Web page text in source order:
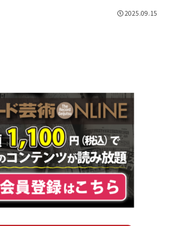
2025.09.15